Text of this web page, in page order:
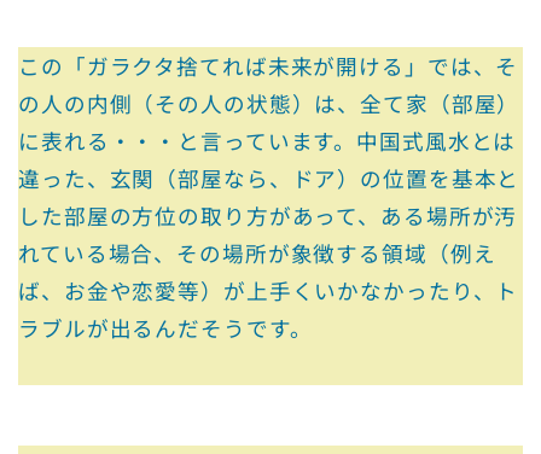
この「ガラクタ捨てれば未来が開ける」では、そ
の人の内側（その人の状態）は、全て家（部屋）
に表れる・・・と言っています。中国式風水とは
違った、玄関（部屋なら、ドア）の位置を基本と
した部屋の方位の取り方があって、ある場所が汚
れている場合、その場所が象徴する領域（例え
ば、お金や恋愛等）が上手くいかなかったり、ト
ラブルが出るんだそうです。